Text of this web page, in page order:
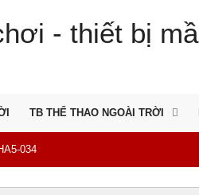
TB THỂ THAO NGOÀI TRỜI
034